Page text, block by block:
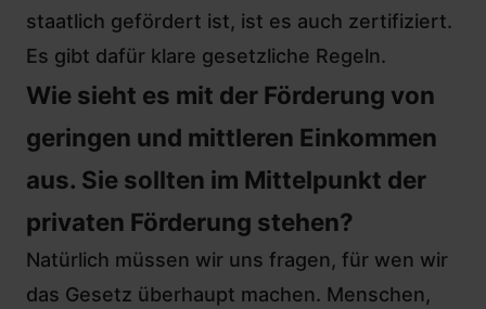
staatlich gefördert ist, ist es auch zertifiziert.
Es gibt dafür klare gesetzliche Regeln.
Wie sieht es mit der Förderung von
geringen und mittleren Einkommen
aus. Sie sollten im Mittelpunkt der
privaten Förderung stehen?
Natürlich müssen wir uns fragen, für wen wir
das Gesetz überhaupt machen. Menschen,